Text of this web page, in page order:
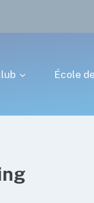
École